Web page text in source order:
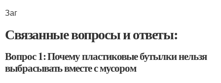
Заг
Связанные вопросы и ответы:
Вопрос 1: Почему пластиковые бутылки нельзя
выбрасывать вместе с мусором